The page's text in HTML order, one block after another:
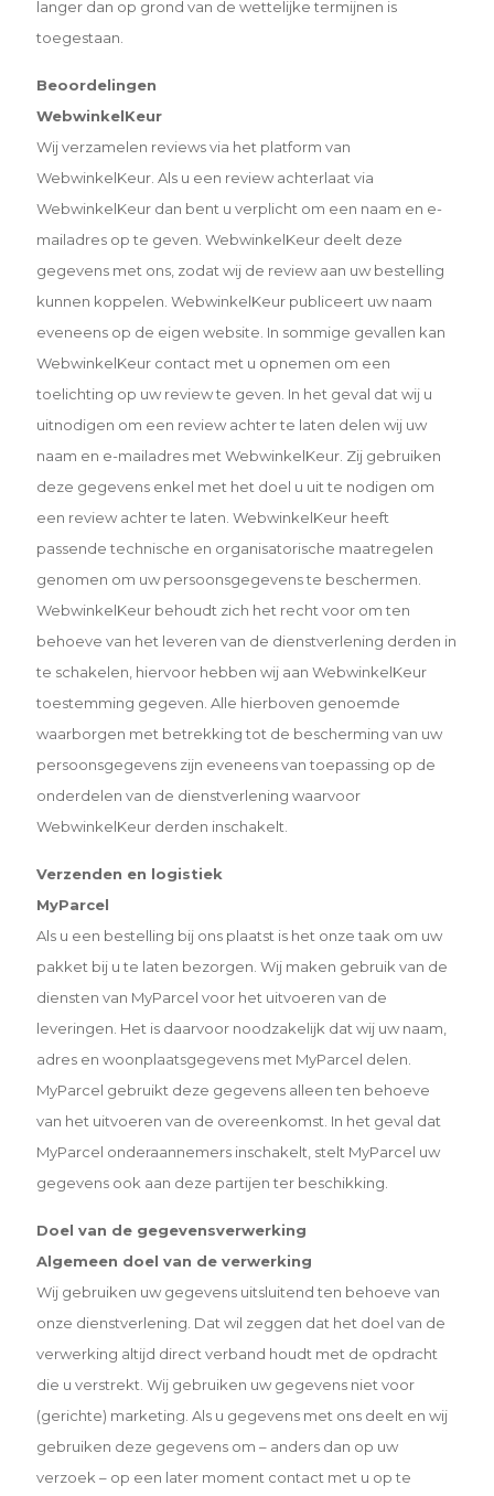
langer dan op grond van de wettelijke termijnen is
toegestaan.
Beoordelingen
WebwinkelKeur
Wij verzamelen reviews via het platform van
WebwinkelKeur. Als u een review achterlaat via
WebwinkelKeur dan bent u verplicht om een naam en e-
mailadres op te geven. WebwinkelKeur deelt deze
gegevens met ons, zodat wij de review aan uw bestelling
kunnen koppelen. WebwinkelKeur publiceert uw naam
eveneens op de eigen website. In sommige gevallen kan
WebwinkelKeur contact met u opnemen om een
toelichting op uw review te geven. In het geval dat wij u
uitnodigen om een review achter te laten delen wij uw
naam en e-mailadres met WebwinkelKeur. Zij gebruiken
deze gegevens enkel met het doel u uit te nodigen om
een review achter te laten. WebwinkelKeur heeft
passende technische en organisatorische maatregelen
genomen om uw persoonsgegevens te beschermen.
WebwinkelKeur behoudt zich het recht voor om ten
behoeve van het leveren van de dienstverlening derden in
te schakelen, hiervoor hebben wij aan WebwinkelKeur
toestemming gegeven. Alle hierboven genoemde
waarborgen met betrekking tot de bescherming van uw
persoonsgegevens zijn eveneens van toepassing op de
onderdelen van de dienstverlening waarvoor
WebwinkelKeur derden inschakelt.
Verzenden en logistiek
MyParcel
Als u een bestelling bij ons plaatst is het onze taak om uw
pakket bij u te laten bezorgen. Wij maken gebruik van de
diensten van MyParcel voor het uitvoeren van de
leveringen. Het is daarvoor noodzakelijk dat wij uw naam,
adres en woonplaatsgegevens met MyParcel delen.
MyParcel gebruikt deze gegevens alleen ten behoeve
van het uitvoeren van de overeenkomst. In het geval dat
MyParcel onderaannemers inschakelt, stelt MyParcel uw
gegevens ook aan deze partijen ter beschikking.
Doel van de gegevensverwerking
Algemeen doel van de verwerking
Wij gebruiken uw gegevens uitsluitend ten behoeve van
onze dienstverlening. Dat wil zeggen dat het doel van de
verwerking altijd direct verband houdt met de opdracht
die u verstrekt. Wij gebruiken uw gegevens niet voor
(gerichte) marketing. Als u gegevens met ons deelt en wij
gebruiken deze gegevens om – anders dan op uw
verzoek – op een later moment contact met u op te